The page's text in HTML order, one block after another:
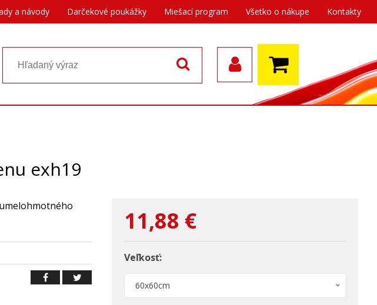
a návody Darčekové poukážky Miešací program Všetko o nákupe Kontakty
exh19
11,88 €
Veľkosť:
60x60cm